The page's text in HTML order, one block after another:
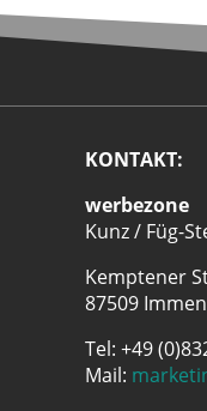
KONTAKT:
werbezone
Kunz / Füg-
Kemptener
87509
Tel: +49
Mail: